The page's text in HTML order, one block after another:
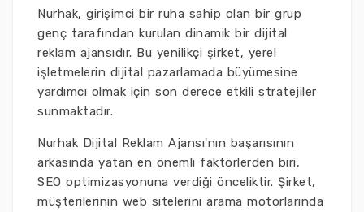
Nurhak, girişimci bir ruha sahip olan bir grup
genç tarafından kurulan dinamik bir dijital
reklam ajansıdır. Bu yenilikçi şirket, yerel
işletmelerin dijital pazarlamada büyümesine
yardımcı olmak için son derece etkili stratejiler
sunmaktadır.
Nurhak Dijital Reklam Ajansı'nın başarısının
arkasında yatan en önemli faktörlerden biri,
SEO optimizasyonuna verdiği önceliktir. Şirket,
müşterilerinin web sitelerini arama motorlarında